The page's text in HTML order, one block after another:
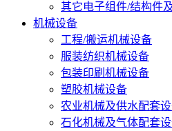
其它电子组件/结构件
机械设备
工程/搬运机械设备
服装纺织机械设备
包装印刷机械设备
塑胶机械设备
农业机械及供水配套
石化机械及气体配套